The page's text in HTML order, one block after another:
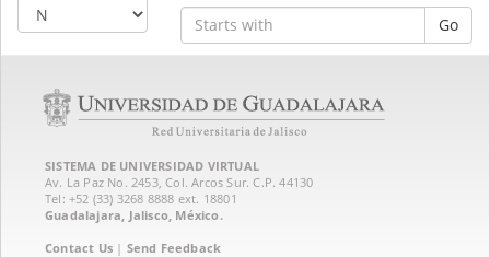
Go
SISTEMA DE UNIVERSIDAD VIRTUAL
Av. La Paz No. 2453, Col. Arcos Sur. C.P. 44130
Tel: +52 (33) 3268 8888‏ ext. 18801
Guadalajara, Jalisco, México.
Contact Us | Send Feedback